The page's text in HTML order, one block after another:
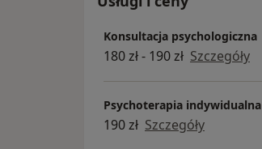
Konsultacja psychologiczna
180 zł - 190 zł Szczegóły
Psychoterapia indywidualna
190 zł Szczegóły